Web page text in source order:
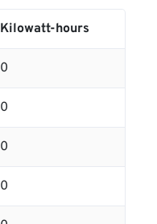
Kilowatt-hours
0
0
0
0